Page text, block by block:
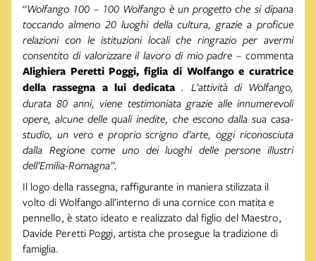
“Wolfango 100 – 100 Wolfango è un progetto che si dipana
toccando almeno 20 luoghi della cultura, grazie a proficue
relazioni con le istituzioni locali che ringrazio per avermi
consentito di valorizzare il lavoro di mio padre– commenta
Alighiera Peretti Poggi, figlia di Wolfango e curatrice
della rassegna a lui dedicata . L’attività di Wolfango,
durata 80 anni, viene testimoniata grazie alle innumerevoli
opere, alcune delle quali inedite, che escono dalla sua casa-
studio, un vero e proprio scrigno d’arte, oggi riconosciuta
dalla Regione come uno dei luoghi delle persone illustri
dell’Emilia-Romagna”.
Il logo della rassegna, raffigurante in maniera stilizzata il
volto di Wolfango all’interno di una cornice con matita e
pennello, è stato ideato e realizzato dal figlio del Maestro,
Davide Peretti Poggi, artista che prosegue la tradizione di
famiglia.